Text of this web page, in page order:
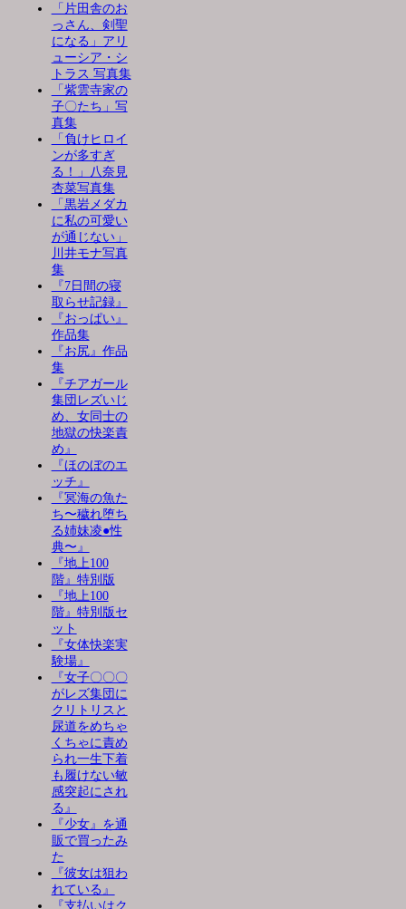
「片田舎のお
っさん、剣聖
になる」アリ
ューシア・シ
トラス 写真集
「紫雲寺家の
子〇たち」写
真集
「負けヒロイ
ンが多すぎ
る！」八奈見
杏菜写真集
「黒岩メダカ
に私の可愛い
が通じない」
川井モナ写真
集
『7日間の寝
取らせ記録』
『おっぱい』
作品集
『お尻』作品
集
『チアガール
集団レズいじ
め、女同士の
地獄の快楽責
め』
『ほのぼのエ
ッチ』
『冥海の魚た
ち〜穢れ堕ち
る姉妹凌●性
典〜』
『地上100
階』特別版
『地上100
階』特別版セ
ット
『女体快楽実
験場』
『女子〇〇〇
がレズ集団に
クリトリスと
尿道をめちゃ
くちゃに責め
られ一生下着
も履けない敏
感突起にされ
る』
『少女』を通
販で買ったみ
た
『彼女は狙わ
れている』
『支払いはク